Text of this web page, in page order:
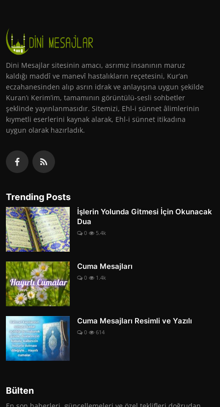
Dini Mesajlar sitesinin amacı, asrımız insanının maruz
kaldığı maddî ve manevî hastalıkların reçetesini, Kur’an
eczahanesinden alıp asrın idrak ve anlayışına uygun şekilde
Kuran’ı Kerim’im, tamamının görüntülü-sesli sohbetler
şeklinde yayınlanmasıdır. Sitemizi, Ehl-i sünnet âlimlerinin
kıymetli eserlerini kaynak alarak, Ehl-i sünnet itikadına
uygun olarak hazırladık.
Trending Posts
İşlerin Yolunda Gitmesi İçin Okunacak
Dua
0 5.4k
Cuma Mesajları
0 1.4k
Cuma Mesajları Resimli ve Yazılı
0 614
Bülten